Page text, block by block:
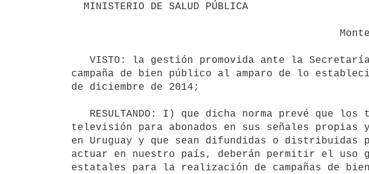
campaña de bien público al amparo de lo
de diciembre de 2014;
televisión para abonados en sus señales
en Uruguay y que sean difundidas o
actuar en nuestro país, deberán permitir el uso
estatales para la realización de campañas de